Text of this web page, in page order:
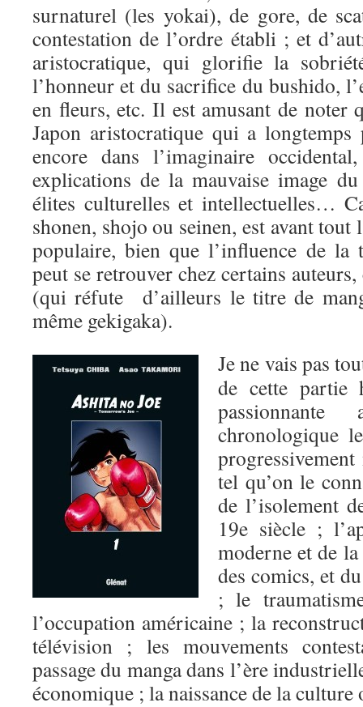
surnaturel (les yokai), de gore, de
contestation de l’ordre établi ; et
aristocratique, qui glorifie la
l’honneur et du sacrifice du bushido,
en fleurs, etc. Il est amusant de noter
Japon aristocratique qui a
encore dans l’imaginaire
explications de la mauvaise image
élites culturelles et intellectuelles…
shonen, shojo ou seinen, est avant
populaire, bien que l’influence de la
peut se retrouver chez certains
(qui réfute d’ailleurs le titre de
même gekigaka).
Je ne vais pas
de cette partie
chronologique
tel qu’on le
de l’isolement
19e siècle ;
moderne et de
des comics, et
; le
l’occupation américaine ; la
télévision ; les mouvements
passage du manga dans l’ère
économique ; la naissance de la